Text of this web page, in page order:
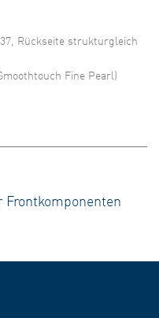
Rückseite strukturgleich
Fine Pearl)